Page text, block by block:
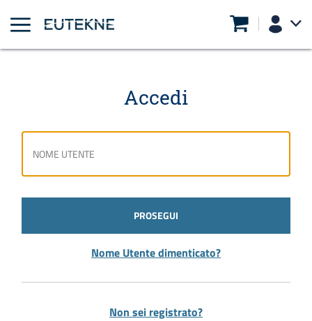
Accedi
PROSEGUI
Nome Utente dimenticato?
Non sei registrato?